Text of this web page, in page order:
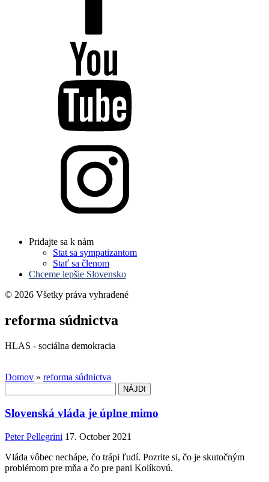
Pridajte sa k nám
Stat sa sympatizantom
Stať sa členom
Chceme lepšie Slovensko
© 2026 Všetky práva vyhradené
reforma súdnictva
HLAS - sociálna demokracia
Domov » reforma súdnictva
Slovenská vláda je úplne mimo
Peter Pellegrini 17. October 2021
Vláda vôbec nechápe, čo trápi ľudí. Pozrite si, čo je skutočným
problémom pre mňa a čo pre pani Kolíkovú.